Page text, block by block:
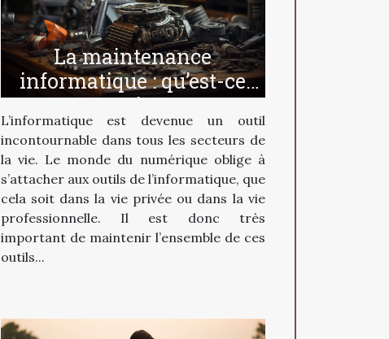
La maintenance
informatique : qu’est-ce
que c’est ?
L’informatique est devenue un outil
incontournable dans tous les secteurs de
la vie. Le monde du numérique oblige à
s’attacher aux outils de l’informatique, que
cela soit dans la vie privée ou dans la vie
professionnelle. Il est donc très
important de maintenir l’ensemble de ces
outils...